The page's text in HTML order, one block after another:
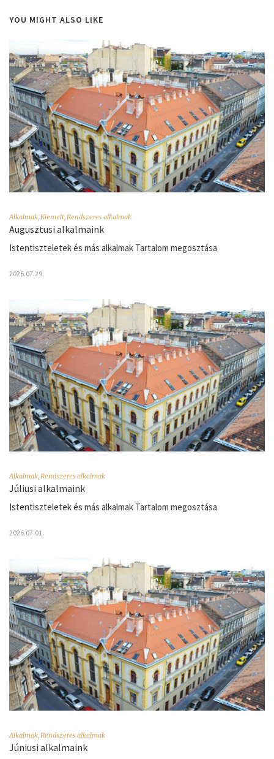
YOU MIGHT ALSO LIKE
Alkalmak,Kiemelt,Rendszeres alkalmak
Augusztusi alkalmaink
Istentiszteletek és más alkalmak Tartalom megosztása
2026.07.29.
Alkalmak,Rendszeres alkalmak
Júliusi alkalmaink
Istentiszteletek és más alkalmak Tartalom megosztása
2026.07.01.
Alkalmak Rendszeres alkalmak
Júniusi alkalmaink